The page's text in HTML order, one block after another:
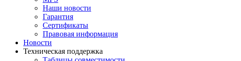
Наши новости
Гарантия
Сертификаты
Правовая информация
Новости
Техническая поддержка